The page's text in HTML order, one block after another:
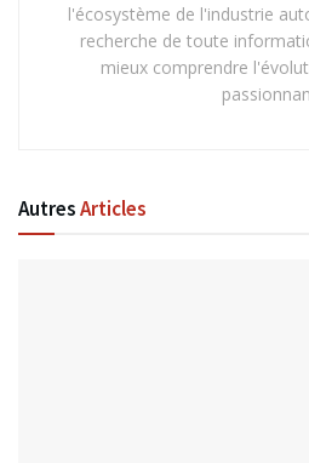
l'écosystème de l'industrie
recherche de toute
mieux comprendre
AutresArticles